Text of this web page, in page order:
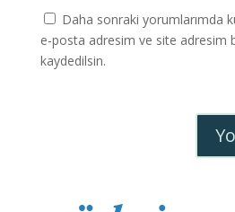
Daha sonraki yorumlarımda
e-posta adresim ve site adresim
kaydedilsin.